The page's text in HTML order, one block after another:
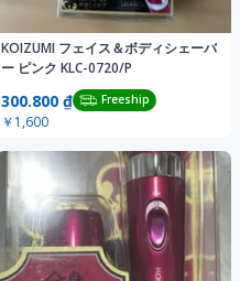
KOIZUMI フェイス＆ボディシェーバ
ー ピンク KLC-0720/P
300.800 ₫ Freeship
￥1,600